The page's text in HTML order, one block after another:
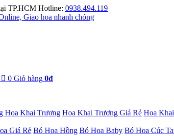
TP.HCM Hotline: 0938.494.119
0 Giỏ hàng 0đ
Hoa Khai Trương Hoa Khai Trương Giá Rẻ Hoa
Giá Rẻ Bó Hoa Hồng Bó Hoa Baby Bó Hoa Cúc